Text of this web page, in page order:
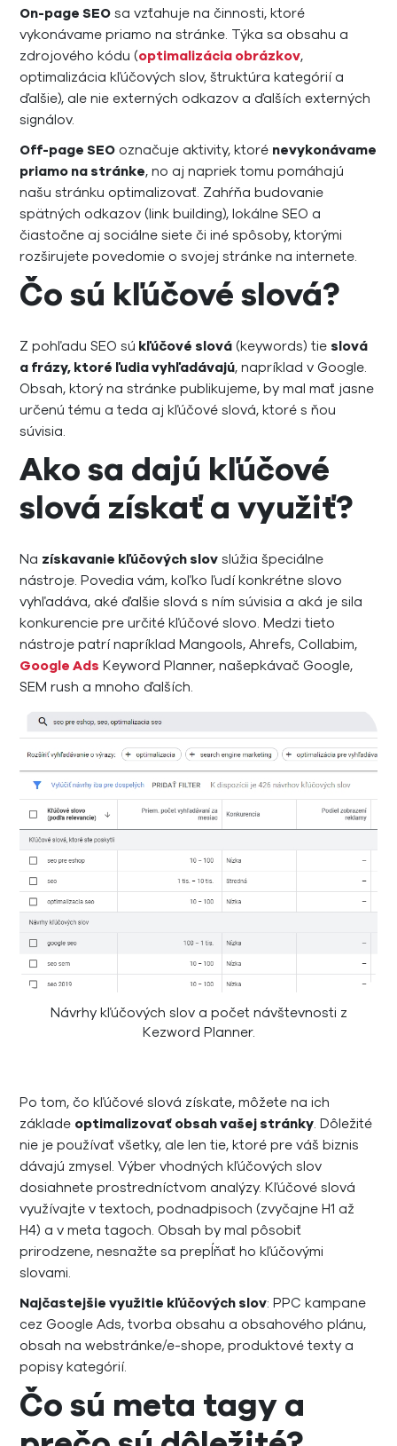
On-page SEO sa vzťahuje na činnosti, ktoré
vykonávame priamo na stránke. Týka sa obsahu a
zdrojového kódu (optimalizácia obrázkov,
optimalizácia kľúčových slov, štruktúra kategórií a
ďalšie), ale nie externých odkazov a ďalších externých
signálov.
Off-page SEO označuje aktivity, ktoré nevykonávame
priamo na stránke, no aj napriek tomu pomáhajú
našu stránku optimalizovať. Zahŕňa budovanie
spätných odkazov (link building), lokálne SEO a
čiastočne aj sociálne siete či iné spôsoby, ktorými
rozširujete povedomie o svojej stránke na internete.
Čo sú kľúčové slová?
Z pohľadu SEO sú kľúčové slová (keywords) tie slová
a frázy, ktoré ľudia vyhľadávajú, napríklad v Google.
Obsah, ktorý na stránke publikujeme, by mal mať jasne
určenú tému a teda aj kľúčové slová, ktoré s ňou
súvisia.
Ako sa dajú kľúčové
slová získať a využiť?
Na získavanie kľúčových slov slúžia špeciálne
nástroje. Povedia vám, koľko ľudí konkrétne slovo
vyhľadáva, aké ďalšie slová s ním súvisia a aká je sila
konkurencie pre určité kľúčové slovo. Medzi tieto
nástroje patrí napríklad Mangools, Ahrefs, Collabim,
Google Ads Keyword Planner, našepkávač Google,
SEM rush a mnoho ďalších.
Návrhy kľúčových slov a počet návštevnosti z
Kezword Planner.
Po tom, čo kľúčové slová získate, môžete na ich
základe optimalizovať obsah vašej stránky. Dôležité
nie je používať všetky, ale len tie, ktoré pre váš biznis
dávajú zmysel. Výber vhodných kľúčových slov
dosiahnete prostredníctvom analýzy. Kľúčové slová
využívajte v textoch, podnadpisoch (zvyčajne H1 až
H4) a v meta tagoch. Obsah by mal pôsobiť
prirodzene, nesnažte sa prepĺňať ho kľúčovými
slovami.
Najčastejšie využitie kľúčových slov: PPC kampane
cez Google Ads, tvorba obsahu a obsahového plánu,
obsah na webstránke/e-shope, produktové texty a
popisy kategórií.
Čo sú meta tagy a